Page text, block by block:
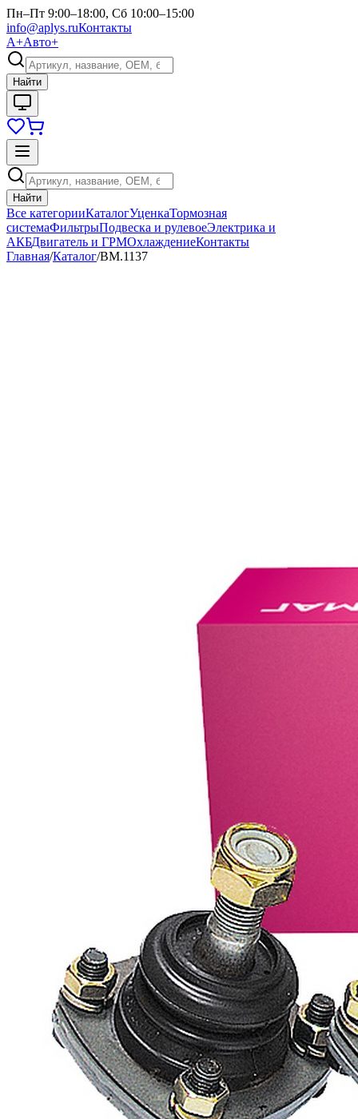
Пн–Пт 9:00–18:00, Сб 10:00–15:00
info@aplys.ruКонтакты
А+Авто+
Найти
Найти
Все категорииКаталогУценкаТормозная
системаФильтрыПодвеска и рулевоеЭлектрика и
АКБДвигатель и ГРМОхлаждениеКонтакты
Главная/Каталог/BM.1137